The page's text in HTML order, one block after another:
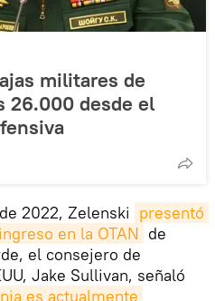
militares de
26.000 desde el
2022, Zelenski presentó
en la OTAN de
el consejero de
Jake Sullivan, señaló
es actualmente